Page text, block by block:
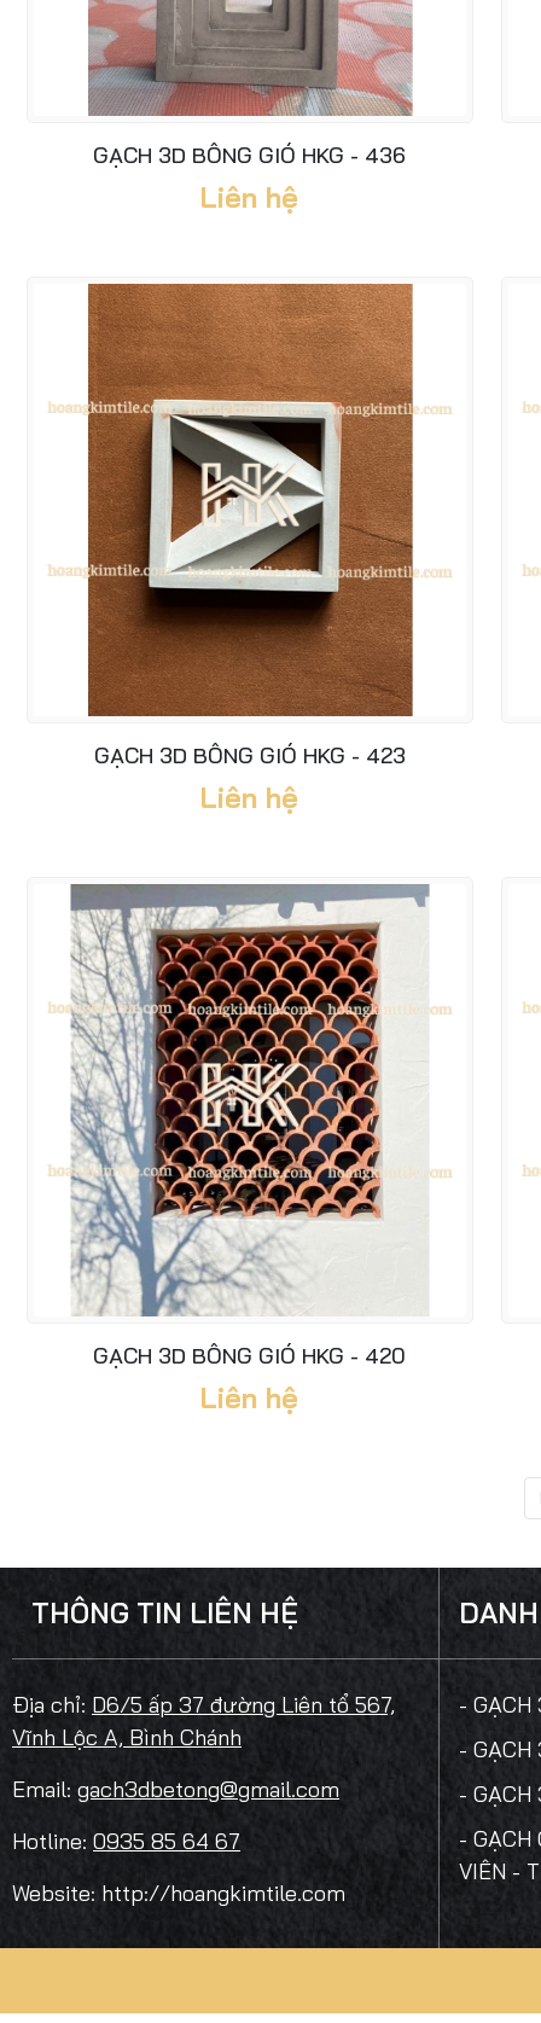
GẠCH 3D BÔNG GIÓ HKG - 436
Liên hệ
GẠCH 3D BÔNG GIÓ HKG - 423
Liên hệ
GẠCH 3D BÔNG GIÓ HKG - 420
Liên hệ
THÔNG TIN LIÊN HỆ
Địa chỉ: D6/5 ấp 37 đường Liên tổ 567,
Vĩnh Lộc A, Bình Chánh
Email: gach3dbetong@gmail.com
Hotline: 0935 85 64 67
Website: http://hoangkimtile.com
- GẠCH
- GẠCH
- GẠCH
- GẠCH
VIÊN -